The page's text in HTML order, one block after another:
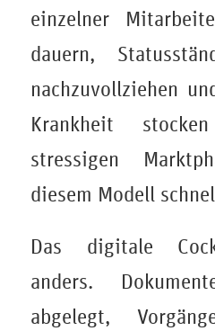
einzelner
dauern,
nachzuvollziehen
Krankheit
stressigen
diesem Modell
Das digitale
anders.
abgelegt,